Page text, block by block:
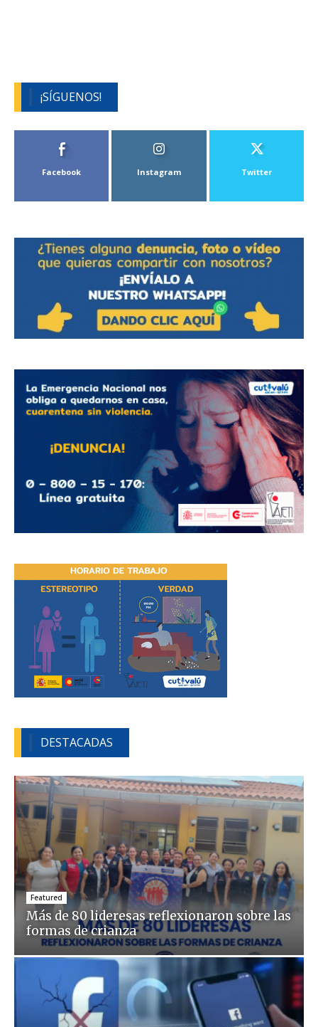
¡SÍGUENOS!
DESTACADAS
Featured
Más de 80 lideresas reflexionaron sobre las
formas de crianza